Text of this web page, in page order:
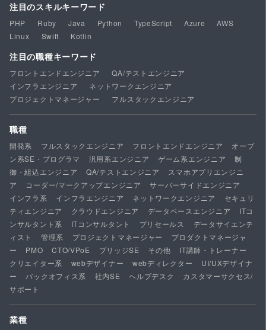
注目のスキルキーワード
PHP Ruby Java Python TypeScript Azure
AWS
Linux
Swift Kotlin
注目の職種キーワード
フロントエンドエンジニア
QA/テストエンジニア
インフラエンジニア
ネットワークエンジニア
プロジェクトマネージャー
フルスタックエンジニア
職種
開発系 フルスタックエンジニア フロントエンドエンジニア
オープ
ン系SE・プログラマ
汎用系エンジニア ゲーム系エンジニア
制
御・組込エンジニア
QA/テストエンジニア
スマホアプリエンジニ
ア
コーダー/マークアップエンジニア
サーバーサイドエンジニア
インフラ系
インフラエンジニア ネットワークエンジニア
セキュリ
ティエンジニア
クラウドエンジニア データベースエンジニア
ITコ
ンサルタント系
ITコンサルタント プリセールス
データサイエンテ
ィスト
管理系 プロジェクトマネージャー
プロダクトマネージャ
ー
PMO CTO/VPoE ブリッジSE その他
IT講師・トレーナー
クリエイター系
webデザイナー webディレクター
UI/UXデザイナ
ー
バックオフィス系 社内SE ヘルプデスク
カスタマーサクセス/
サポート
業種